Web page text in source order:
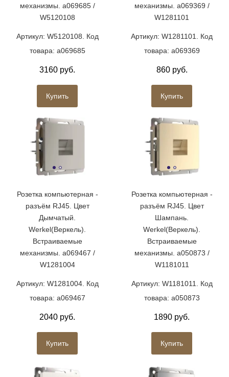
механизмы. a069685 /
W5120108
Артикул: W5120108. Код
товара: a069685
3160 руб.
Купить
механизмы. a069369 /
W1281101
Артикул: W1281101. Код
товара: a069369
860 руб.
Купить
Розетка компьютерная -
разъём RJ45. Цвет
Дымчатый.
Werkel(Веркель).
Встраиваемые
механизмы. a069467 /
W1281004
Артикул: W1281004. Код
товара: a069467
2040 руб.
Купить
Розетка компьютерная -
разъём RJ45. Цвет
Шампань.
Werkel(Веркель).
Встраиваемые
механизмы. a050873 /
W1181011
Артикул: W1181011. Код
товара: a050873
1890 руб.
Купить